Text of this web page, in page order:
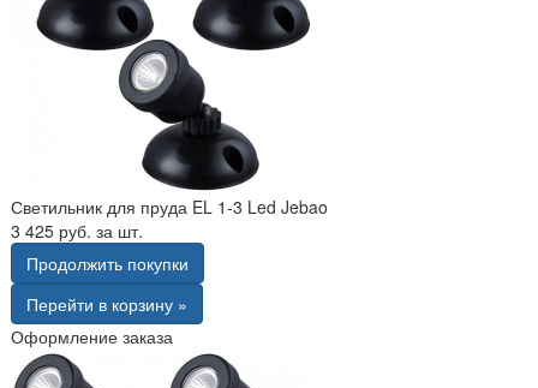
Светильник для пруда EL 1-3 Led Jebao
3 425 руб. за шт.
Продолжить покупки
Перейти в корзину »
Оформление заказа